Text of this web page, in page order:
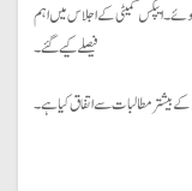
ایپکس کمیٹی کے اجلاس میں اہم
فیصلے کیے گئے۔
بیشتر مطالبات سے اتفاق کیا ہے۔